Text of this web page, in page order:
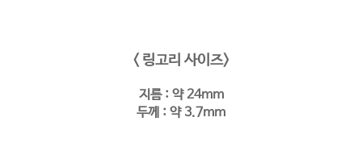
< 링고리 사이즈>
지름 : 약 24mm
두께 : 약 3.7mm